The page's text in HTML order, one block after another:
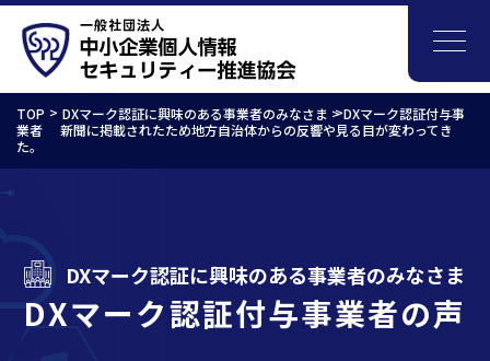
TOP DXマーク認証に興味のある事業者のみなさま >DXマーク認証付与事
業者
新聞に掲載されたため地方自治体からの反響や見る目が変わってき
た。
DXマーク認証に興味のある事業者のみなさま
DXマーク認証付与事業者の声